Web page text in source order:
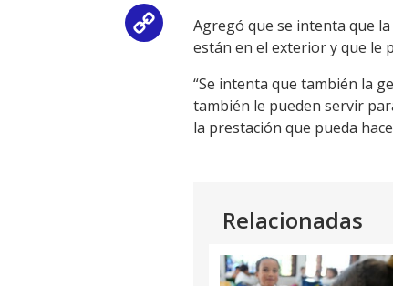
CopyAgregó que se intenta que
están en el exterior y que le
“Se intenta que también la
también le pueden servir
la prestación que pueda
Relacionadas